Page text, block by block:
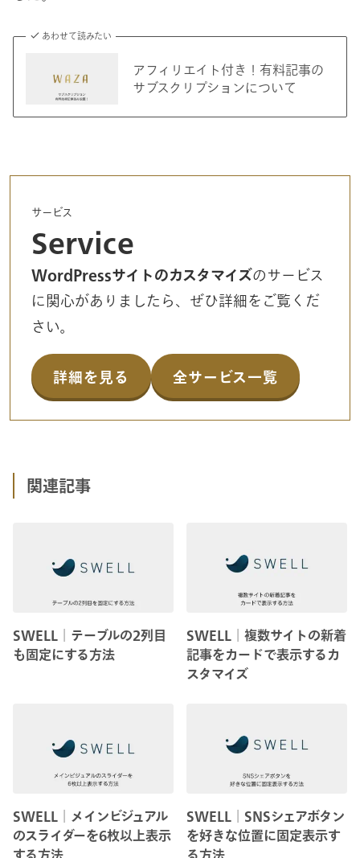
あわせて読みたい
アフィリエイト付き！有料記事の
サブスクリプションについて
サービス
Service
WordPressサイトのカスタマイズのサービス
に関心がありましたら、ぜひ詳細をご覧くだ
さい。
詳細を見る 全サービス一覧
関連記事
SWELL│テーブルの2列目
も固定にする方法
SWELL│複数サイトの新着
記事をカードで表示するカ
スタマイズ
SWELL│メインビジュアル
のスライダーを6枚以上表示
する方法
SWELL│SNSシェアボタン
を好きな位置に固定表示す
る方法